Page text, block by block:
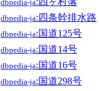
dbpedia-ja
dbpedia-ja:四条幹排水路
dbpedia-ja:国道125号
dbpedia-ja:国道14号
dbpedia-ja:国道16号
dbpedia-ja:国道298号